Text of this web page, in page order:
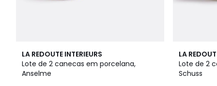
LA REDOUTE INTERIEURS
Lote de 2 canecas em porcelana,
Anselme
5
/
5
LA
Lote de 2
Schuss
4,3
/ 5